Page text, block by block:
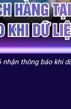
nhận thông báo khi